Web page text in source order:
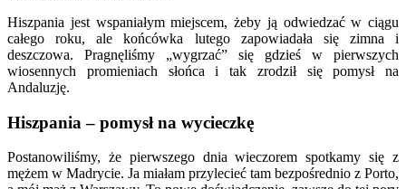
Hiszpania jest wspaniałym miejscem, żeby ją odwiedzać w ciągu
całego roku, ale końcówka lutego zapowiadała się zimna i
deszczowa. Pragnęliśmy „wygrzać” się gdzieś w pierwszych
wiosennych promieniach słońca i tak zrodził się pomysł na
Andaluzję.
Hiszpania – pomysł na wycieczkę
Postanowiliśmy, że pierwszego dnia wieczorem spotkamy się z
mężem w Madrycie. Ja miałam przylecieć tam bezpośrednio z Porto,